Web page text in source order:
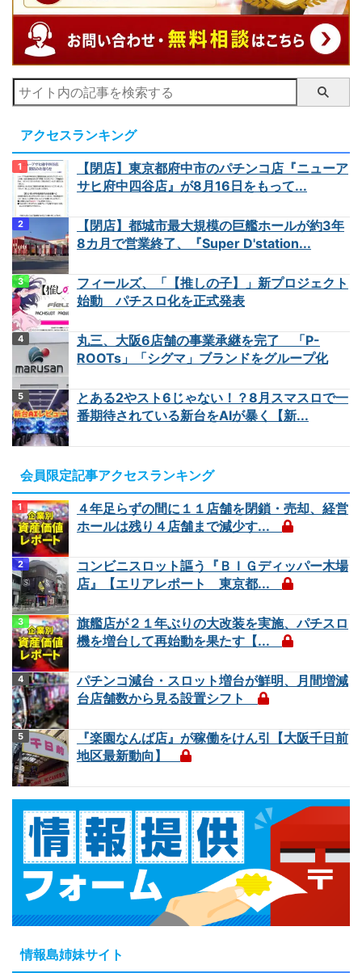
アクセスランキング
【閉店】東京都府中市のパチンコ店『ニューア
サヒ府中四谷店』が8月16日をもって...
【閉店】都城市最大規模の巨艦ホールが約3年
8カ月で営業終了、『Super D'station...
フィールズ、「【推しの子】」新プロジェクト
始動 パチスロ化を正式発表
丸三、大阪6店舗の事業承継を完了 「P-
ROOTs」「シグマ」ブランドをグループ化
とある2やスト6じゃない！？8月スマスロで一
番期待されている新台をAIが暴く【新...
会員限定記事アクセスランキング
４年足らずの間に１１店舗を閉鎖・売却、経営
ホールは残り４店舗まで減少す...
コンビニスロット謳う『ＢＩＧディッパー木場
店』【エリアレポート 東京都...
旗艦店が２１年ぶりの大改装を実施、パチスロ
機を増台して再始動を果たす【...
パチンコ減台・スロット増台が鮮明、月間増減
台店舗数から見る設置シフト
『楽園なんば店』が稼働をけん引【大阪千日前
地区最新動向】
情報島姉妹サイト